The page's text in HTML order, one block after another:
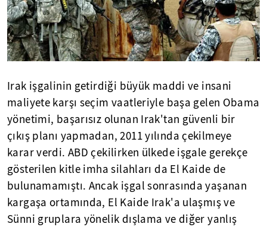
Irak işgalinin getirdiği büyük maddi ve insani
maliyete karşı seçim vaatleriyle başa gelen Obama
yönetimi, başarısız olunan Irak'tan güvenli bir
çıkış planı yapmadan, 2011 yılında çekilmeye
karar verdi. ABD çekilirken ülkede işgale gerekçe
gösterilen kitle imha silahları da El Kaide de
bulunamamıştı. Ancak işgal sonrasında yaşanan
kargaşa ortamında, El Kaide Irak'a ulaşmış ve
Sünni gruplara yönelik dışlama ve diğer yanlış